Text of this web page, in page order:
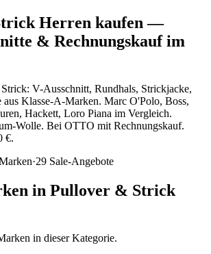
Herren kaufen —
& Rechnungskauf im
V-Ausschnitt, Rundhals, Strickjacke,
Klasse-A-Marken. Marc O'Polo, Boss,
Hackett, Loro Piana im Vergleich.
Wolle. Bei OTTO mit Rechnungskauf.
€.
·29 Sale-Angebote
in Pullover & Strick
in dieser Kategorie.